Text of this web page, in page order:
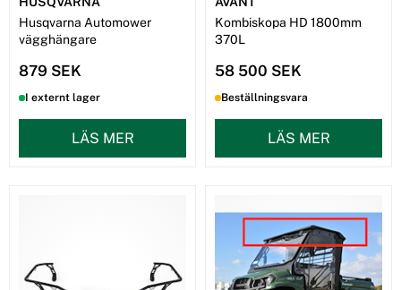
Husqvarna Automower
vägghängare
879 SEK
I externt lager
LÄS MER
Kombiskopa HD 1800mm
370L
58 500 SEK
Beställningsvara
LÄS MER